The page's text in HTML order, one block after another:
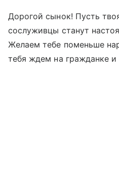
Дорогой сынок! Пусть
сослуживцы станут
Желаем тебе поменьше
тебя ждем на гражданке